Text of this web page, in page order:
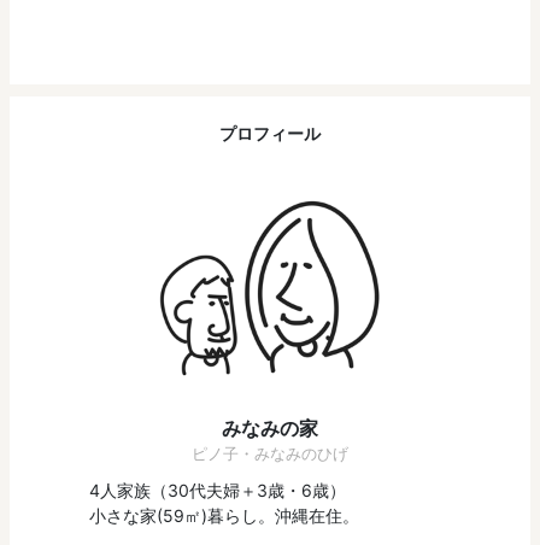
プロフィール
みなみの家
ピノ子・みなみのひげ
4人家族（30代夫婦＋3歳・6歳）
小さな家(59㎡)暮らし。沖縄在住。